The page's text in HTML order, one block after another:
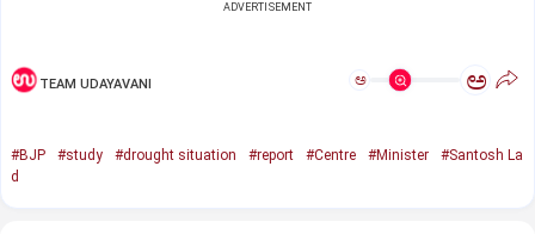
ADVERTISEMENT
TEAM UDAYAVANI ಅ ಅ
#BJP #study #drought situation #report #Centre #Minister
#Santosh La
d